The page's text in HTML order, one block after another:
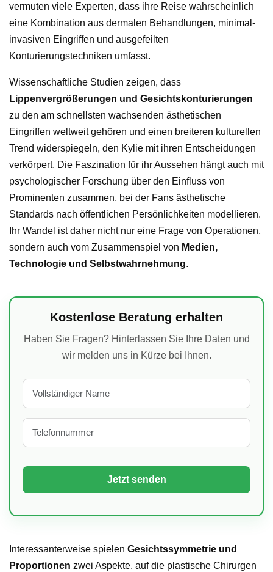
vermuten viele Experten, dass ihre Reise wahrscheinlich
eine Kombination aus dermalen Behandlungen, minimal-
invasiven Eingriffen und ausgefeilten
Konturierungstechniken umfasst.
Wissenschaftliche Studien zeigen, dass
Lippenvergrößerungen und Gesichtskonturierungen
zu den am schnellsten wachsenden ästhetischen
Eingriffen weltweit gehören und einen breiteren kulturellen
Trend widerspiegeln, den Kylie mit ihren Entscheidungen
verkörpert. Die Faszination für ihr Aussehen hängt auch mit
psychologischer Forschung über den Einfluss von
Prominenten zusammen, bei der Fans ästhetische
Standards nach öffentlichen Persönlichkeiten modellieren.
Ihr Wandel ist daher nicht nur eine Frage von Operationen,
sondern auch vom Zusammenspiel von Medien,
Technologie und Selbstwahrnehmung.
Kostenlose Beratung erhalten
Haben Sie Fragen? Hinterlassen Sie Ihre Daten und
wir melden uns in Kürze bei Ihnen.
Interessanterweise spielen Gesichtssymmetrie und
Proportionen zwei Aspekte, auf die plastische Chirurgen